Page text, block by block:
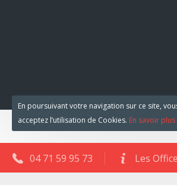
04 71 59 95 73 Les
En poursuivant votre navigation sur ce site,
acceptez l’utilisation de Cookies. En savoir plus